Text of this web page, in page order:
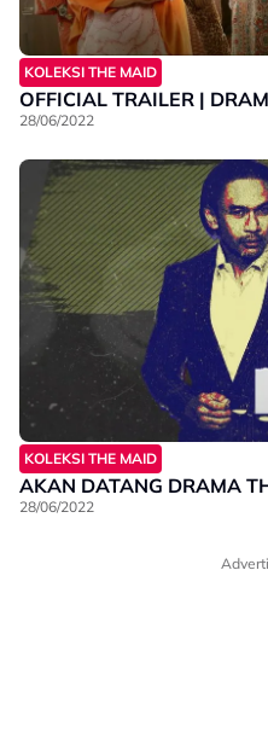
KOLEKSI THE MAID
OFFICIAL TRAILER |
28/06/2022
KOLEKSI THE MAID
AKAN DATANG DRAMA
28/06/2022